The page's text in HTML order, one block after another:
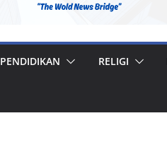
PENDIDIKAN RELIGI